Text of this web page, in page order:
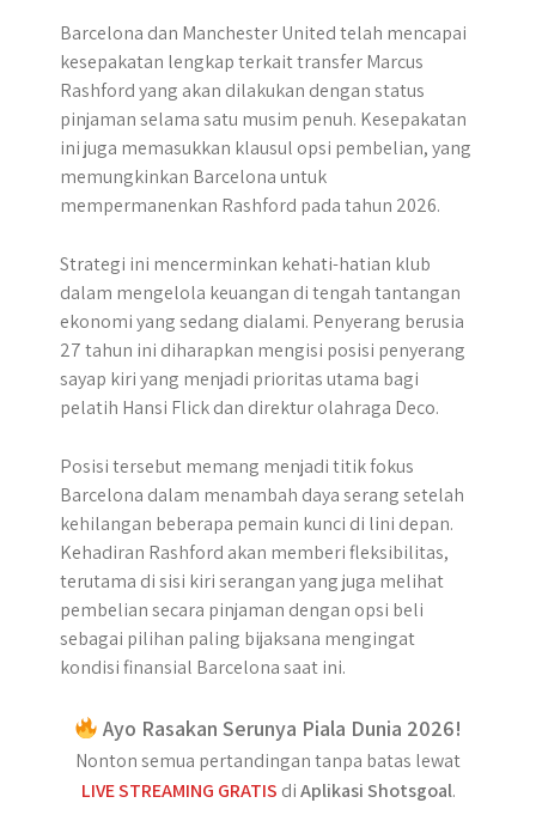
Barcelona dan Manchester United telah mencapai
kesepakatan lengkap terkait transfer Marcus
Rashford yang akan dilakukan dengan status
pinjaman selama satu musim penuh. Kesepakatan
ini juga memasukkan klausul opsi pembelian, yang
memungkinkan Barcelona untuk
mempermanenkan Rashford pada tahun 2026.
Strategi ini mencerminkan kehati-hatian klub
dalam mengelola keuangan di tengah tantangan
ekonomi yang sedang dialami. Penyerang berusia
27 tahun ini diharapkan mengisi posisi penyerang
sayap kiri yang menjadi prioritas utama bagi
pelatih Hansi Flick dan direktur olahraga Deco.
Posisi tersebut memang menjadi titik fokus
Barcelona dalam menambah daya serang setelah
kehilangan beberapa pemain kunci di lini depan.
Kehadiran Rashford akan memberi fleksibilitas,
terutama di sisi kiri serangan yang juga melihat
pembelian secara pinjaman dengan opsi beli
sebagai pilihan paling bijaksana mengingat
kondisi finansial Barcelona saat ini.
Ayo Rasakan Serunya Piala Dunia 2026!
Nonton semua pertandingan tanpa batas lewat
LIVE STREAMING GRATIS diAplikasi Shotsgoal.